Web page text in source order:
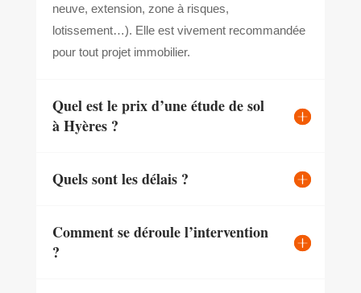
neuve, extension, zone à risques,
lotissement…). Elle est vivement recommandée
pour tout projet immobilier.
Quel est le prix d’une étude de sol
à Hyères ?
Quels sont les délais ?
Comment se déroule l’intervention
?